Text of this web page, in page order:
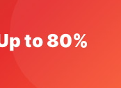
to 80%